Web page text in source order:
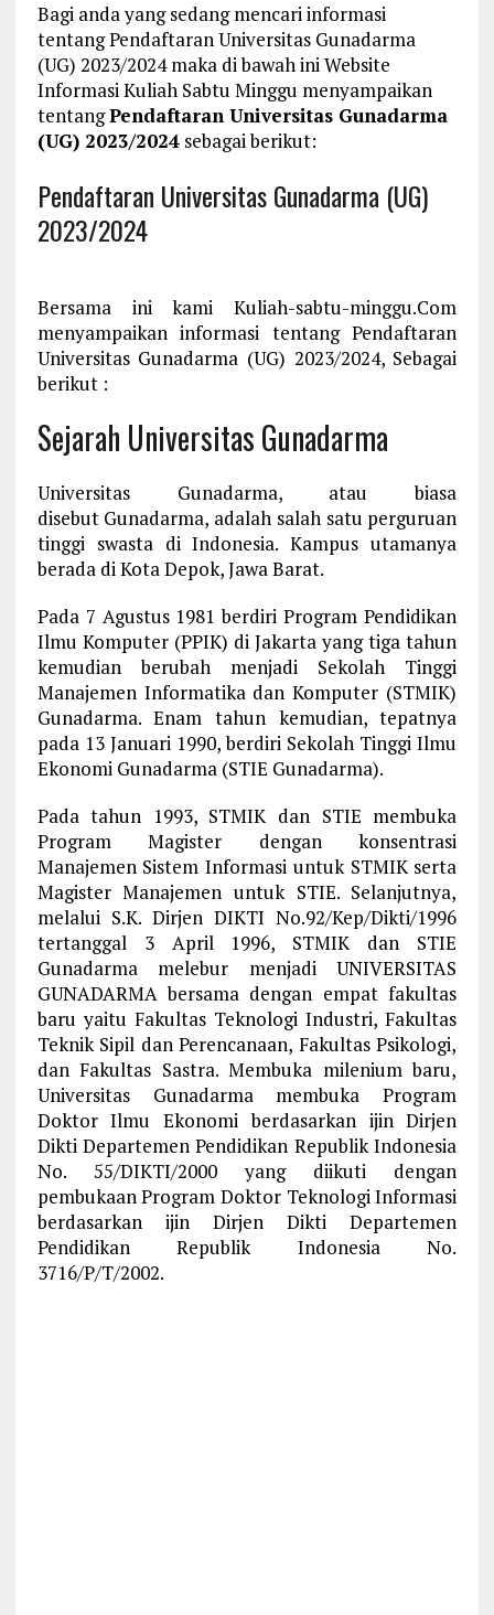
Bagi anda yang sedang mencari informasi
tentang Pendaftaran Universitas Gunadarma
(UG) 2023/2024 maka di bawah ini Website
Informasi Kuliah Sabtu Minggu menyampaikan
tentangPendaftaran Universitas Gunadarma
(UG) 2023/2024sebagai berikut:
Pendaftaran Universitas Gunadarma (UG)
2023/2024
Bersama ini kami Kuliah-sabtu-minggu.Com
menyampaikan informasi tentang Pendaftaran
Universitas Gunadarma (UG) 2023/2024, Sebagai
berikut :
Sejarah Universitas Gunadarma
Universitas Gunadarma, atau biasa
disebut Gunadarma, adalah salah satu perguruan
tinggi swasta di Indonesia. Kampus utamanya
berada di Kota Depok, Jawa Barat.
Pada 7 Agustus 1981 berdiri Program Pendidikan
Ilmu Komputer (PPIK) di Jakarta yang tiga tahun
kemudian berubah menjadi Sekolah Tinggi
Manajemen Informatika dan Komputer (STMIK)
Gunadarma. Enam tahun kemudian, tepatnya
pada 13 Januari 1990, berdiri Sekolah Tinggi Ilmu
Ekonomi Gunadarma (STIE Gunadarma).
Pada tahun 1993, STMIK dan STIE membuka
Program Magister dengan konsentrasi
Manajemen Sistem Informasi untuk STMIK serta
Magister Manajemen untuk STIE. Selanjutnya,
melalui S.K. Dirjen DIKTI No.92/Kep/Dikti/1996
tertanggal 3 April 1996, STMIK dan STIE
Gunadarma melebur menjadi UNIVERSITAS
GUNADARMA bersama dengan empat fakultas
baru yaitu Fakultas Teknologi Industri, Fakultas
Teknik Sipil dan Perencanaan, Fakultas Psikologi,
dan Fakultas Sastra. Membuka milenium baru,
Universitas Gunadarma membuka Program
Doktor Ilmu Ekonomi berdasarkan ijin Dirjen
Dikti Departemen Pendidikan Republik Indonesia
No. 55/DIKTI/2000 yang diikuti dengan
pembukaan Program Doktor Teknologi Informasi
berdasarkan ijin Dirjen Dikti Departemen
Pendidikan Republik Indonesia No.
3716/P/T/2002.